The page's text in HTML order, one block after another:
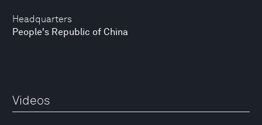
Headquarters
People's Republic of China
Videos